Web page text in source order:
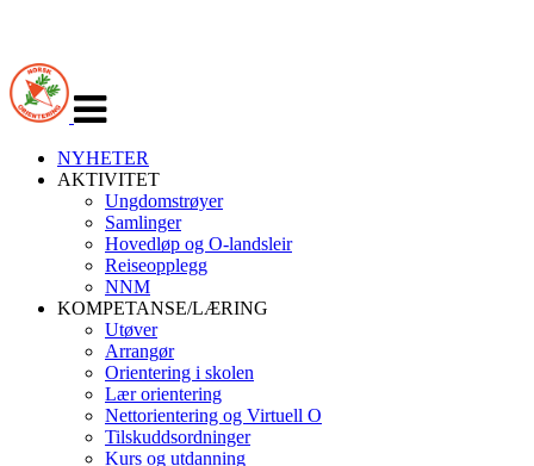
navigasjon
NYHETER
AKTIVITET
Ungdomstrøyer
Samlinger
Hovedløp og O-landsleir
Reiseopplegg
NNM
KOMPETANSE/LÆRING
Utøver
Arrangør
Orientering i skolen
Lær orientering
Nettorientering og Virtuell O
Tilskuddsordninger
Kurs og utdanning